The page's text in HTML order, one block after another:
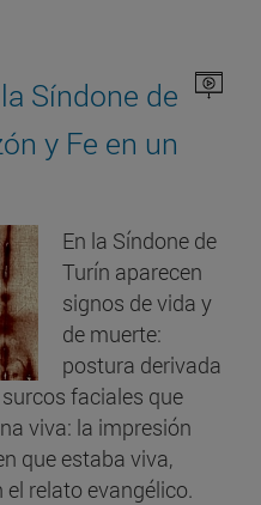
Síndone de
y Fe en un
En la Síndone de
Turín aparecen
signos de vida y
de muerte:
postura derivada
faciales que
viva: la impresión
que estaba viva,
relato evangélico.